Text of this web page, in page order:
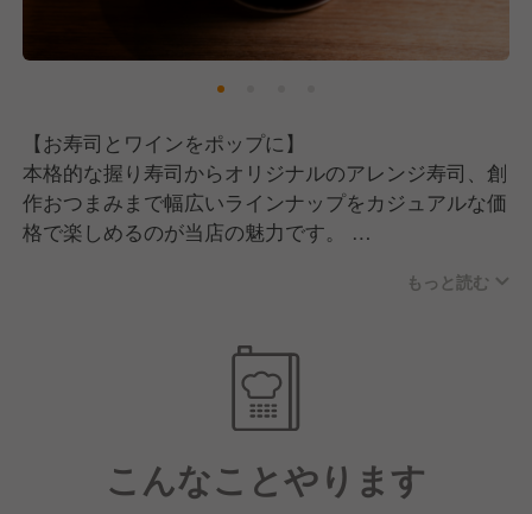
疲れた時やしんどい時、誰だってネガティブな気持ち
になることはあります。
ただ、それを口に出して周りに伝えてしまうと、スタ
ッフにもお客様にも伝染していってしまう。
だからこそ私たちは、口に出す言葉はポジティブに、
周りにいい影響を与えられる人と一緒に働きたいと考
えています。
■言い訳をせず、前向きに物事に取り組める方
■周りにいい影響を与えられる方
■自分の夢や目標を持って仕事に向き合える方
【お寿司とワインをポップに】
本格的な握り寿司からオリジナルのアレンジ寿司、創
作おつまみまで幅広いラインナップをカジュアルな価
格で楽しめるのが当店の魅力です。
種を一度に楽しめる看板メニュー「まぐろ三重奏」や
テに海老といくらを乗せた「ホタテの花飾り」のほ
か、カジュアルな居酒屋メニューや季節の食材を取り
入れた新メニューなども提供しています。
お酒は、ソムリエが寿司に合わせることを考慮して厳
選したワインを用意。赤は軽めのもの、白はシャリや
もっと読む
こんなことやります